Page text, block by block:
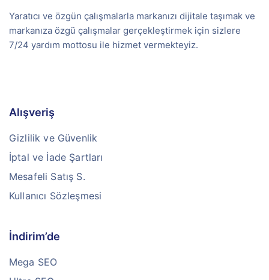
Yaratıcı ve özgün çalışmalarla markanızı dijitale taşımak ve
markanıza özgü çalışmalar gerçekleştirmek için sizlere
7/24 yardım mottosu ile hizmet vermekteyiz.
Alışveriş
Gizlilik ve Güvenlik
İptal ve İade Şartları
Mesafeli Satış S.
Kullanıcı Sözleşmesi
İndirim’de
Mega SEO